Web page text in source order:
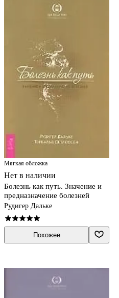
Мягкая обложка
Нет в наличии
Болезнь как путь. Значение и
предназначение болезней
Рудигер Дальке
Похожее